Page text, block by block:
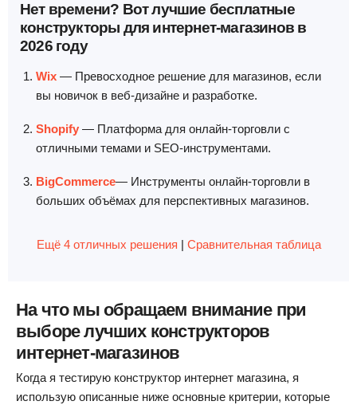
Нет времени? Вот лучшие бесплатные
конструкторы для интернет-магазинов в
2026 году
Wix — Превосходное решение для магазинов, если
вы новичок в веб-дизайне и разработке.
Shopify — Платформа для онлайн-торговли с
отличными темами и SEO-инструментами.
BigCommerce— Инструменты онлайн-торговли в
больших объёмах для перспективных магазинов.
Ещё 4 отличных решения | Сравнительная таблица
На что мы обращаем внимание при
выборе лучших конструкторов
интернет-магазинов
Когда я тестирую конструктор интернет магазина, я
использую описанные ниже основные критерии, которые